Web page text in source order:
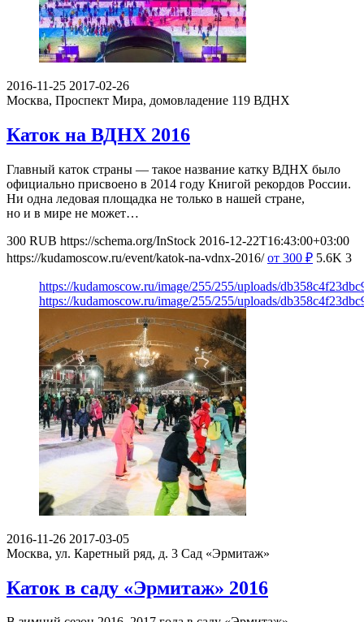
2016-11-25 2017-02-26
Москва, Проспект Мира, домовладение 119 ВДНХ
Каток на ВДНХ 2016
Главный каток страны — такое название катку ВДНХ было
официально присвоено в 2014 году Книгой рекордов России.
Ни одна ледовая площадка не только в нашей стране,
но и в мире не может…
300 RUB https://schema.org/InStock 2016-12-22T16:43:00+03:00
https://kudamoscow.ru/event/katok-na-vdnx-2016/ от 300 ₽ 5.6K 3
https://kudamoscow.ru/image/255/255/uploads/
https://kudamoscow.ru/image/255/255/uploads/
2016-11-26 2017-03-05
Москва, ул. Каретный ряд, д. 3 Сад «Эрмитаж»
Каток в саду «Эрмитаж» 2016